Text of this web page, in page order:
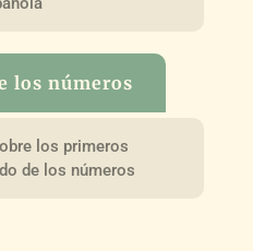
los números
los primeros
de los números